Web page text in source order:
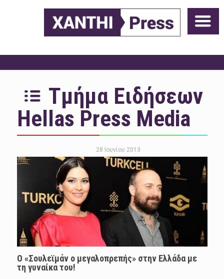
Τμήμα Ειδήσεων
Hellas Press Media
28 Ιουνίου 2013
Ο «Σουλεϊμάν ο μεγαλοπρεπής» στην Ελλάδα με
τη γυναίκα του!